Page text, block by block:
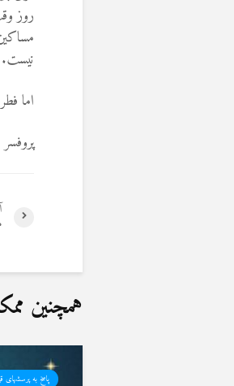
روز
نیست.
اما
همچنین
پاسخ به پرسشهای